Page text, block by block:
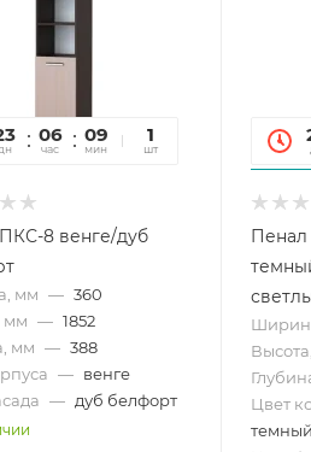
дн
06
час
09
мин
10
сек
1
шт
8 венге/дуб
мм — 360
мм — 1852
мм — 388
— венге
— дуб белфорт
Цвет
темный